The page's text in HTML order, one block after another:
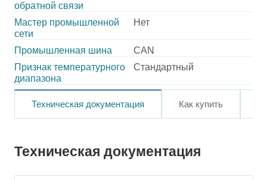
обратной связи
Мастер промышленной
сети
Нет
Промышленная шина
CAN
Признак температурного
диапазона
Стандартный
Техническая документация Как купить
Техническая документация